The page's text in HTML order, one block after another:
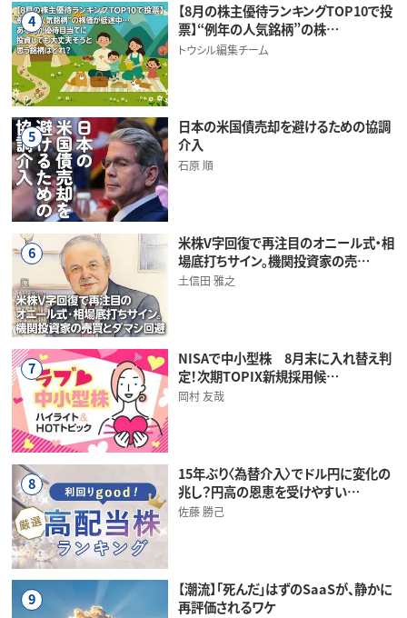
4
【8月の株主優待ランキングTOP10で投
票】“例年の人気銘柄”の株…
トウシル編集チーム
5
日本の米国債売却を避けるための協調
介入
石原 順
6
米株V字回復で再注目のオニール式・相
場底打ちサイン。機関投資家の売…
土信田 雅之
7
NISAで中小型株 8月末に入れ替え判
定！次期TOPIX新規採用候…
岡村 友哉
8
15年ぶり〈為替介入〉でドル円に変化の
兆し？円高の恩恵を受けやすい…
佐藤 勝己
9
【潮流】「死んだ」はずのSaaSが、静かに
再評価されるワケ